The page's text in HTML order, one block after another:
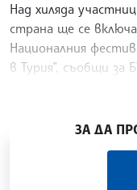
Над хиляда
страна ще се
Националния
в Турия”, съобщи
ЗА ДА
„Час ЛИК“ на БТА